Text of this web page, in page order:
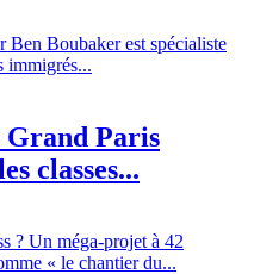
Ben Boubaker est spécialiste
immigrés...
Grand Paris
classes...
? Un méga-projet à 42
« le chantier du...